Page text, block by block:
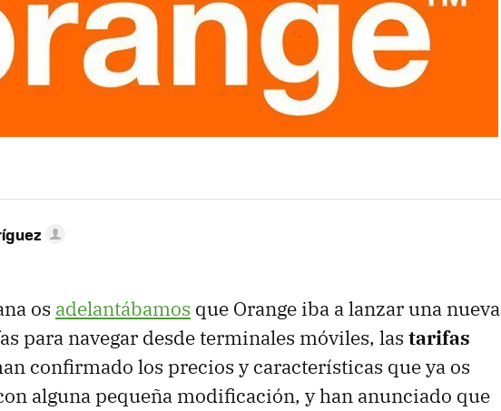
os adelantábamos que Orange iba a lanzar una nueva
para navegar desde terminales móviles, las tarifas
confirmado los precios y características que ya os
alguna pequeña modificación, y han anunciado que